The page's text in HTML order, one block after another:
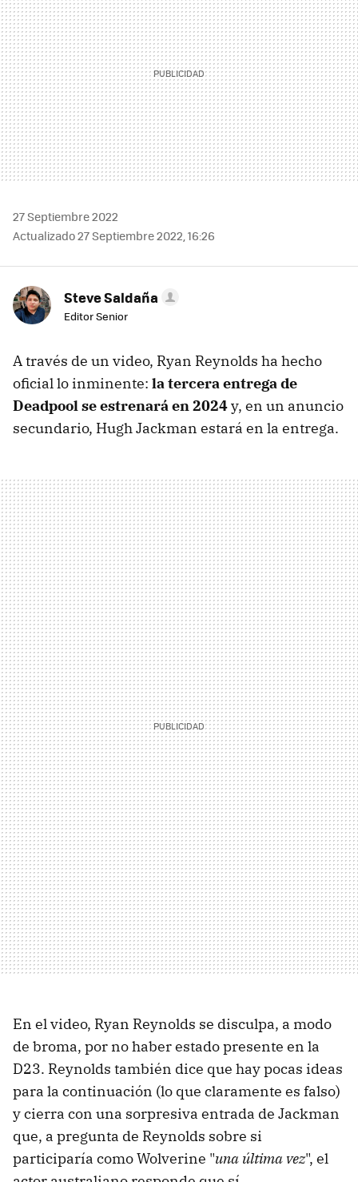
27 Septiembre 2022
Actualizado 27 Septiembre 2022, 16:26
Steve Saldaña
Editor Senior
A través de un video, Ryan Reynolds ha hecho
oficial lo inminente: la tercera entrega de
Deadpool se estrenará en 2024y, en un anuncio
secundario, Hugh Jackman estará en la entrega.
En el video, Ryan Reynolds se disculpa, a modo
de broma, por no haber estado presente en la
D23. Reynolds también dice que hay pocas ideas
para la continuación (lo que claramente es falso)
y cierra con una sorpresiva entrada de Jackman
que, a pregunta de Reynolds sobre si
participaría como Wolverine "una última vez", el